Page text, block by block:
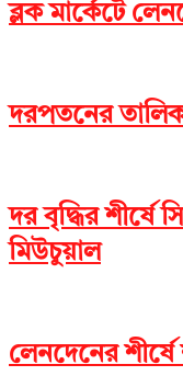
ব্লক মার্কেটে
দরপতনের
দর বৃদ্ধির শীর্ষে
মিউচুয়াল
লেনদেনের শীর্ষে